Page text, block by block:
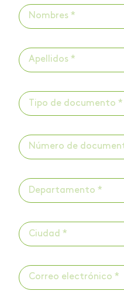
Tipo de documento *
Departamento *
Ciudad *